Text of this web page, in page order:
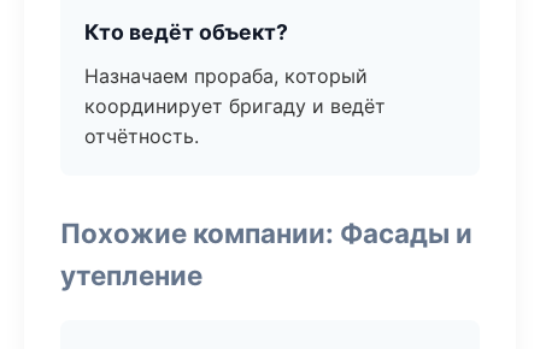
Кто ведёт объект?
Назначаем прораба, который
координирует бригаду и ведёт
отчётность.
Похожие компании: Фасады и
утепление